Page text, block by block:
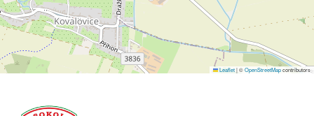
Leaflet|©OpenStreetMapcontributors